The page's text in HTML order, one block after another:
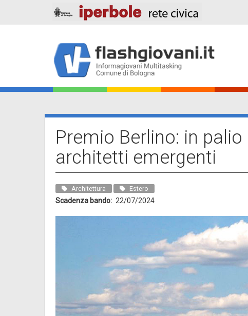
Main
navigation
Premio Berlino: in
architetti emergenti
Architettura Estero
Scadenza bando 22/07/2024